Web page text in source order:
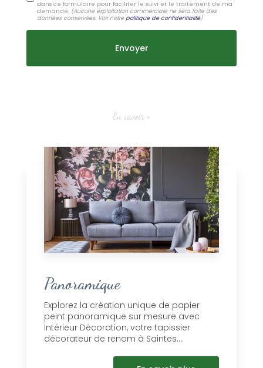
dans ce formulaire pour faciliter le suivi et le traitement de ma
demande. (Aucune exploitation commerciale ne sera faite des
données conservées. Voir notrepolitique de confidentialité)
En savoir +
Panoramique
Explorez la création unique de papier
peint panoramique sur mesure avec
Intérieur Décoration, votre tapissier
décorateur de renom à Saintes....